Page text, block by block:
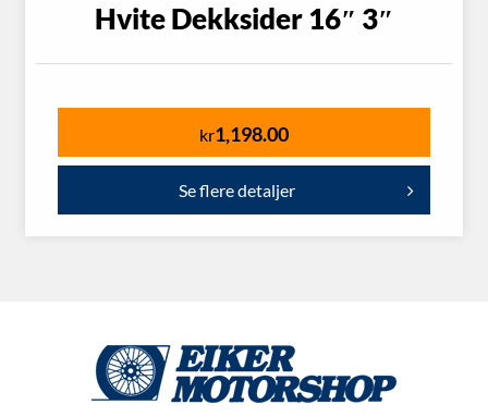
Hvite Dekksider 16″ 3″
kr1,198.00
Se flere detaljer